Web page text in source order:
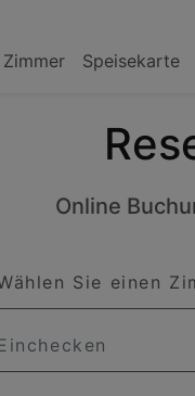
Zimmer Speisekarte
Online
Sie einen Zimmer